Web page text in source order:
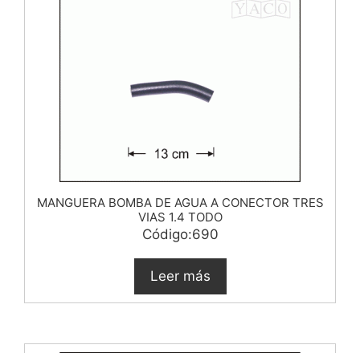
MANGUERA BOMBA DE AGUA A CONECTOR TRES
VIAS 1.4 TODO
Código:690
Leer más